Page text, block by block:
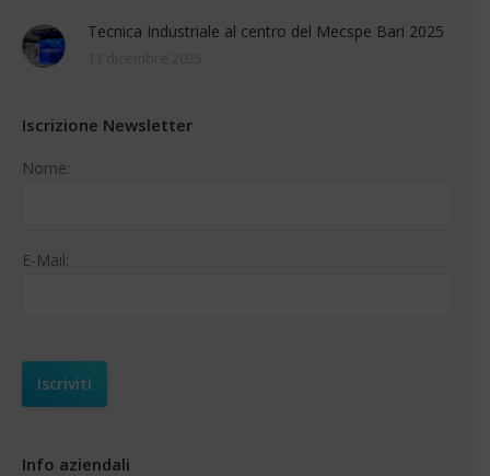
Tecnica Industriale al centro del Mecspe Bari 2025
Iscrizione Newsletter
Nome:
E-Mail:
Info aziendali